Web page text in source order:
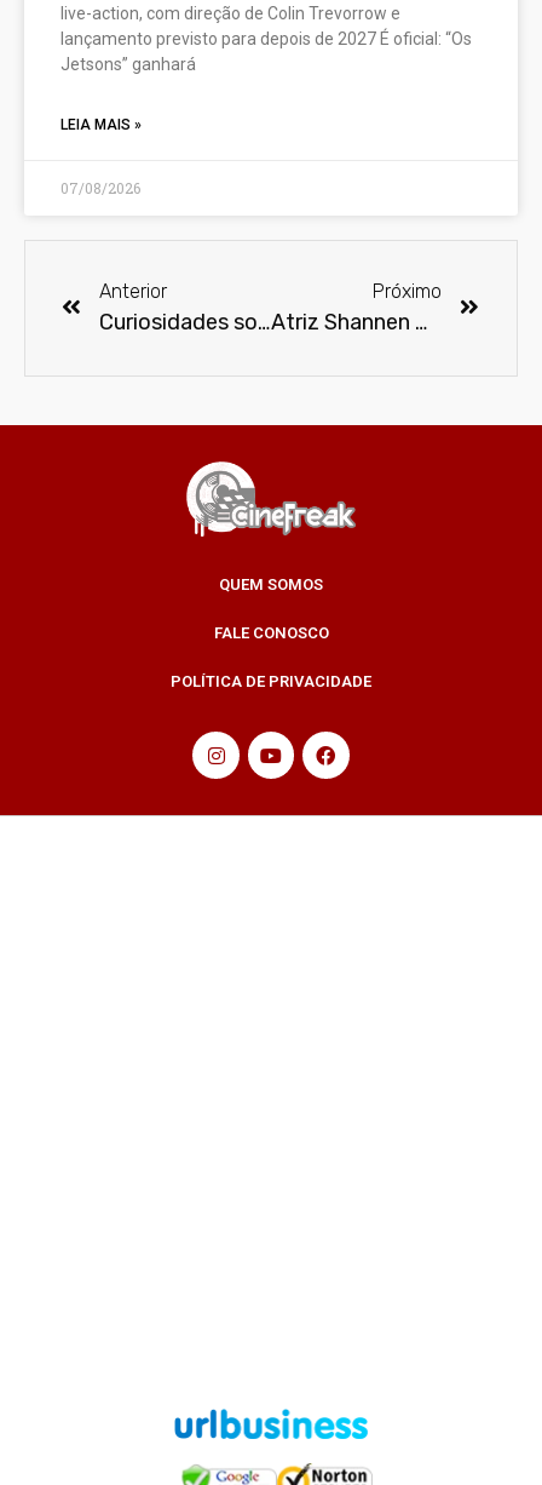
live-action, com direção de Colin Trevorrow e
lançamento previsto para depois de 2027 É oficial: “Os
Jetsons” ganhará
LEIA MAIS »
07/08/2026
Anterior
Curiosidades sobre o filme E.T. O Extraterreste
Próximo
Atriz Shannen Doherty, estrela de ‘Barrados no baile’, morre aos 53 anos
QUEM SOMOS
FALE CONOSCO
POLÍTICA DE PRIVACIDADE